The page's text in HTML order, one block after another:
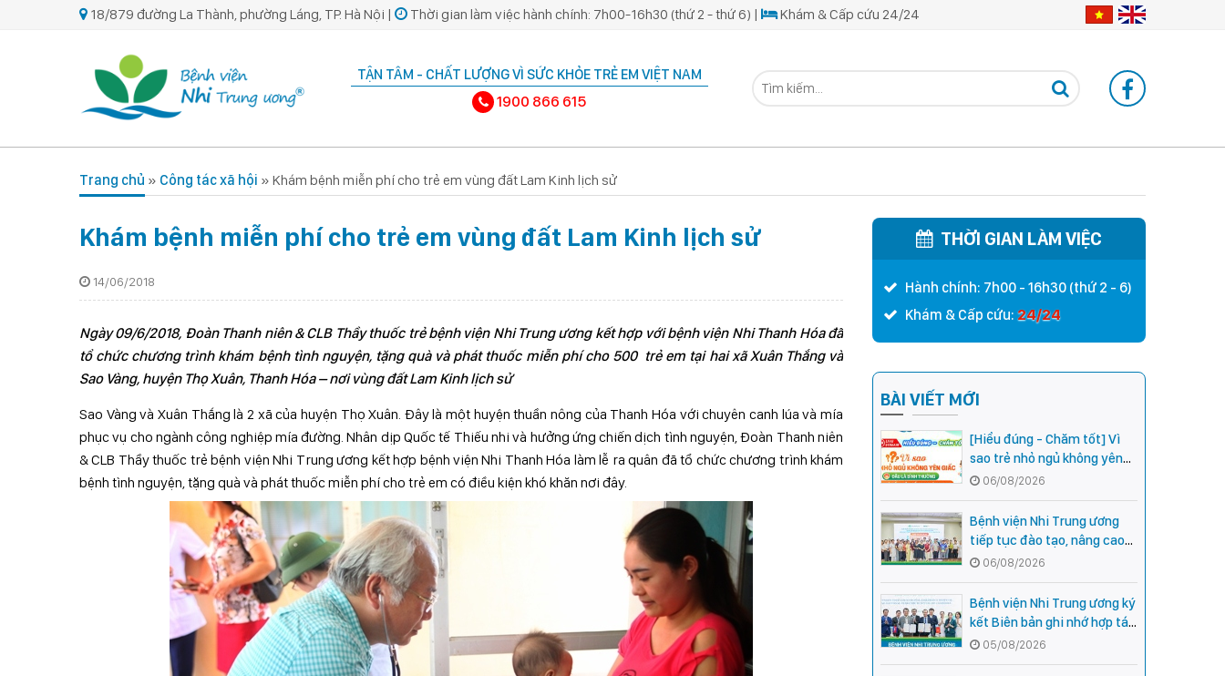
18/879 đường La Thành, phường Láng, TP. Hà Nội | Thời gian làm việc hành chính: 7h00-16h30 (thứ 2 - thứ 6) | Khám & Cấp cứu 24/24
TẬN TÂM - CHẤT LƯỢNG VÌ SỨC KHỎE TRẺ EM VIỆT NAM
1900 866 615
Trang chủ » Công tác xã hội » Khám bệnh miễn phí cho trẻ em vùng đất Lam Kinh lịch sử
Khám bệnh miễn phí cho trẻ em vùng đất Lam Kinh lịch sử
14/06/2018
Ngày 09/6/2018, Đoàn Thanh niên & CLB Thầy thuốc trẻ bệnh viện Nhi Trung ương kết hợp với bệnh viện Nhi Thanh Hóa đã
tổ chức chương trình khám bệnh tình nguyện, tặng quà và phát thuốc miễn phí cho 500 trẻ em tại hai xã Xuân Thắng và
Sao Vàng, huyện Thọ Xuân, Thanh Hóa – nơi vùng đất Lam Kinh lịch sử
Sao Vàng và Xuân Thắng là 2 xã của huyện Thọ Xuân. Đây là một huyện thuần nông của Thanh Hóa với chuyên canh lúa và mía
phục vụ cho ngành công nghiệp mía đường. Nhân dịp Quốc tế Thiếu nhi và hưởng ứng chiến dịch tình nguyện, Đoàn Thanh niên
& CLB Thầy thuốc trẻ bệnh viện Nhi Trung ương kết hợp bệnh viện Nhi Thanh Hóa làm lễ ra quân đã tổ chức chương trình khám
bệnh tình nguyện, tặng quà và phát thuốc miễn phí cho trẻ em có điều kiện khó khăn nơi đây.
THỜI GIAN LÀM VIỆC
Hành chính: 7h00 - 16h30 (thứ 2 - 6)
Khám & Cấp cứu: 24/24
BÀI VIẾT MỚI
[Hiểu đúng - Chăm tốt] Vì
sao trẻ nhỏ ngủ không yên
giấc - Đâu là bình thường,
đâu là dấu hiệu cần đi khám
ngay?
06/08/2026
Bệnh viện Nhi Trung ương
tiếp tục đào tạo, nâng cao
năng lực khám, chữa bệnh
Nhi khoa cho cán bộ y tế tại
các tỉnh miền núi phía Bắc
06/08/2026
Bệnh viện Nhi Trung ương ký
kết Biên bản ghi nhớ hợp tác
với Bệnh viện Nhi Quốc gia
Campuchia
05/08/2026